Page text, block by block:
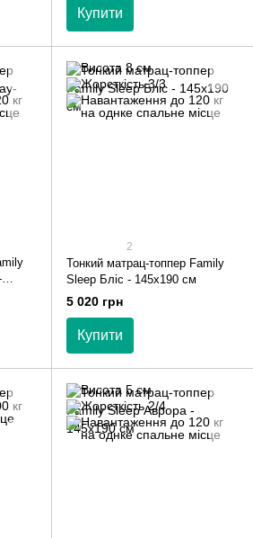
Купити
2
Тонкий матрац-топпер Family
Sleep Бліс - 145х190 см
5 020 грн
Купити